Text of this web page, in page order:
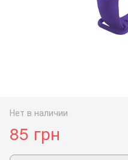
Нет в наличии
85 грн